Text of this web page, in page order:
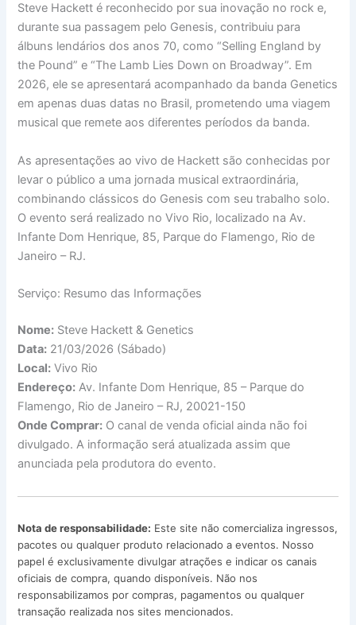
Steve Hackett é reconhecido por sua inovação no rock e,
durante sua passagem pelo Genesis, contribuiu para
álbuns lendários dos anos 70, como “Selling England by
the Pound” e “The Lamb Lies Down on Broadway”. Em
2026, ele se apresentará acompanhado da banda Genetics
em apenas duas datas no Brasil, prometendo uma viagem
musical que remete aos diferentes períodos da banda.
As apresentações ao vivo de Hackett são conhecidas por
levar o público a uma jornada musical extraordinária,
combinando clássicos do Genesis com seu trabalho solo.
O evento será realizado no Vivo Rio, localizado na Av.
Infante Dom Henrique, 85, Parque do Flamengo, Rio de
Janeiro – RJ.
Serviço: Resumo das Informações
Nome: Steve Hackett & Genetics
Data: 21/03/2026 (Sábado)
Local: Vivo Rio
Endereço: Av. Infante Dom Henrique, 85 – Parque do
Flamengo, Rio de Janeiro – RJ, 20021-150
Onde Comprar: O canal de venda oficial ainda não foi
divulgado. A informação será atualizada assim que
anunciada pela produtora do evento.
Nota de responsabilidade: Este site não comercializa ingressos,
pacotes ou qualquer produto relacionado a eventos. Nosso
papel é exclusivamente divulgar atrações e indicar os canais
oficiais de compra, quando disponíveis. Não nos
responsabilizamos por compras, pagamentos ou qualquer
transação realizada nos sites mencionados.